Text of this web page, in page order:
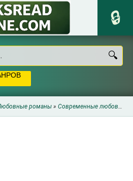
романы » Современные любовные романы